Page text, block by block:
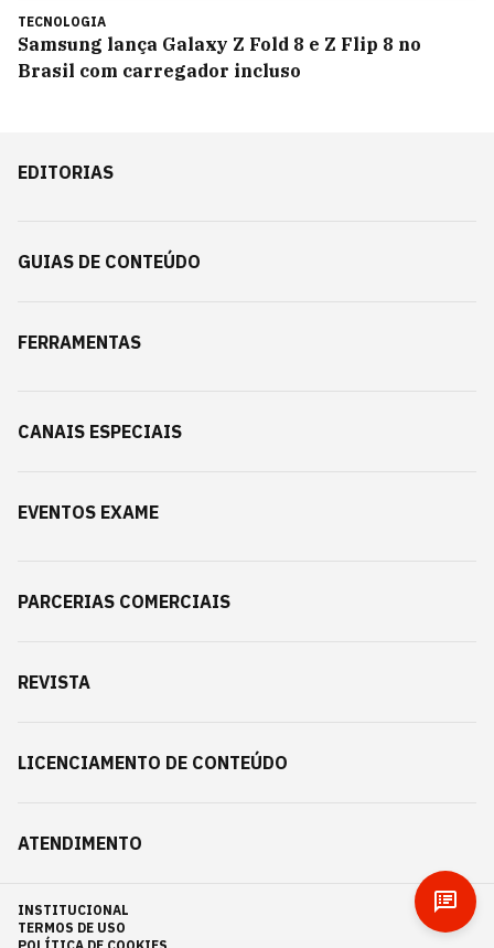
TECNOLOGIA
Samsung lança Galaxy Z Fold 8 e Z Flip 8 no
Brasil com carregador incluso
EDITORIAS
GUIAS DE CONTEÚDO
FERRAMENTAS
CANAIS ESPECIAIS
EVENTOS EXAME
PARCERIAS COMERCIAIS
REVISTA
LICENCIAMENTO DE CONTEÚDO
ATENDIMENTO
INSTITUCIONAL
TERMOS DE USO